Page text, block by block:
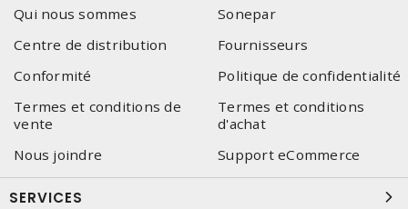
Qui nous sommes
Sonepar
Centre de distribution
Fournisseurs
Conformité
Politique de confidentialité
Termes et conditions de
vente
Termes et conditions
d'achat
Nous joindre
Support eCommerce
SERVICES